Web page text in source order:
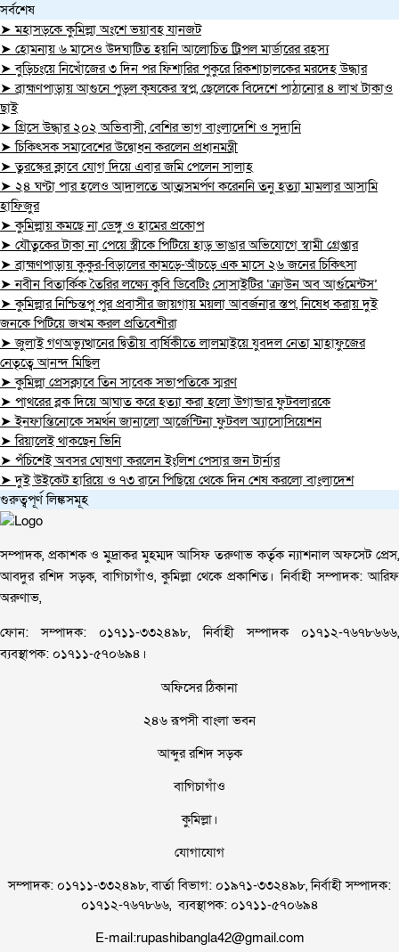
সর্বশেষ
➤ মহাসড়কে কুমিল্লা অংশে ভয়াবহ যানজট
➤ হোমনায় ৬ মাসেও উদঘাটিত হয়নি আলোচিত ট্রিপল মার্ডারের রহস্য
➤ বুড়িচংয়ে নিখোঁজের ৩ দিন পর ফিশারির পুকুরে রিকশাচালকের মরদেহ উদ্ধার
➤ ব্রাহ্মণপাড়ায় আগুনে পুড়ল কৃষকের স্বপ্ন, ছেলেকে বিদেশে পাঠানোর ৪ লাখ টাকাও
ছাই
➤ গ্রিসে উদ্ধার ২০২ অভিবাসী, বেশির ভাগ বাংলাদেশি ও সুদানি
➤ চিকিৎসক সমাবেশের উদ্বোধন করলেন প্রধানমন্ত্রী
➤ তুরস্কের ক্লাবে যোগ দিয়ে এবার জমি পেলেন সালাহ
➤ ২৪ ঘণ্টা পার হলেও আদালতে আত্মসমর্পণ করেননি তনু হত্যা মামলার আসামি
হাফিজুর
➤ কুমিল্লায় কমছে না ডেঙ্গু ও হামের প্রকোপ
➤ যৌতুকের টাকা না পেয়ে স্ত্রীকে পিটিয়ে হাড় ভাঙার অভিযোগে স্বামী গ্রেপ্তার
➤ ব্রাহ্মণপাড়ায় কুকুর-বিড়ালের কামড়ে-আঁচড়ে এক মাসে ২৬ জনের চিকিৎসা
➤ নবীন বিতার্কিক তৈরির লক্ষ্যে কুবি ডিবেটিং সোসাইটির ‘ক্রাউন অব আর্গুমেন্টস’
➤ কুমিল্লার নিশ্চিন্তপু পুর প্রবাসীর জায়গায় ময়লা আবর্জনার স্তপ, নিষেধ করায় দুই
জনকে পিটিয়ে জখম করল প্রতিবেশীরা
➤ জুলাই গণঅভ্যুত্থানের দ্বিতীয় বার্ষিকীতে লালমাইয়ে যুবদল নেতা মাহাফুজের
নেতৃত্বে আনন্দ মিছিল
➤ কুমিল্লা প্রেসক্লাবে তিন সাবেক সভাপতিকে স্মরণ
➤ পাথরের ব্লক দিয়ে আঘাত করে হত্যা করা হলো উগান্ডার ফুটবলারকে
➤ ইনফান্তিনোকে সমর্থন জানালো আর্জেন্টিনা ফুটবল অ্যাসোসিয়েশন
➤ রিয়ালেই থাকছেন ভিনি
➤ পঁচিশেই অবসর ঘোষণা করলেন ইংলিশ পেসার জন টার্নার
➤ দুই উইকেট হারিয়ে ও ৭৩ রানে পিছিয়ে থেকে দিন শেষ করলো বাংলাদেশ
গুরুত্বপূর্ণ লিঙ্কসমূহ
সম্পাদক, প্রকাশক ও মুদ্রাকর মুহম্মদ আসিফ তরুণাভ কর্তৃক ন্যাশনাল অফসেট প্রেস,
আবদুর রশিদ সড়ক, বাগিচাগাঁও, কুমিল্লা থেকে প্রকাশিত। নির্বাহী সম্পাদক: আরিফ
অরুণাভ,
ফোন: সম্পাদক: ০১৭১১-৩৩২৪৯৮, নির্বাহী সম্পাদক ০১৭১২-৭৬৭৮৬৬৬,
ব্যবস্থাপক: ০১৭১১-৫৭০৬৯৪।
অফিসের ঠিকানা
২৪৬ রূপসী বাংলা ভবন
আব্দুর রশিদ সড়ক
বাগিচাগাঁও
কুমিল্লা।
যোগাযোগ
সম্পাদক: ০১৭১১-৩৩২৪৯৮, বার্তা বিভাগ: ০১৯৭১-৩৩২৪৯৮, নির্বাহী সম্পাদক:
০১৭১২-৭৬৭৮৬৬, ব্যবস্থাপক: ০১৭১১-৫৭০৬৯৪
E-mail:rupashibangla42@gmail.com